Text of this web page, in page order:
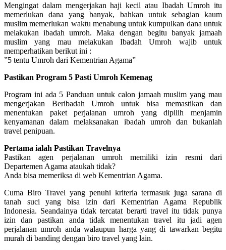
Mengingat dalam mengerjakan haji kecil atau Ibadah Umroh itu
memerlukan dana yang banyak, bahkan untuk sebagian kaum
muslim memerlukan waktu menabung untuk kumpulkan dana untuk
melakukan ibadah umroh. Maka dengan begitu banyak jamaah
muslim yang mau melakukan Ibadah Umroh wajib untuk
memperhatikan berikut ini :
”5 tentu Umroh dari Kementrian Agama”
Pastikan Program 5 Pasti Umroh Kemenag
Program ini ada 5 Panduan untuk calon jamaah muslim yang mau
mengerjakan Beribadah Umroh untuk bisa memastikan dan
menentukan paket perjalanan umroh yang dipilih menjamin
kenyamanan dalam melaksanakan ibadah umroh dan bukanlah
travel penipuan.
Pertama ialah Pastikan Travelnya
Pastikan agen perjalanan umroh memiliki izin resmi dari
Departemen Agama ataukah tidak?
Anda bisa memeriksa di web Kementrian Agama.
Cuma Biro Travel yang penuhi kriteria termasuk juga sarana di
tanah suci yang bisa izin dari Kementrian Agama Republik
Indonesia. Seandainya tidak tercatat berarti travel itu tidak punya
izin dan pastikan anda tidak menentukan travel itu jadi agen
perjalanan umroh anda walaupun harga yang di tawarkan begitu
murah di banding dengan biro travel yang lain.